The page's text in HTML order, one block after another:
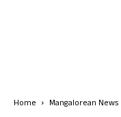
Home Mangalorean News